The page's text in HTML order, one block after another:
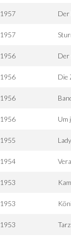
1957 Der
1957
1956 Der
1956 Die
1956
1956 Um
1955
1954
1953
1953
1953